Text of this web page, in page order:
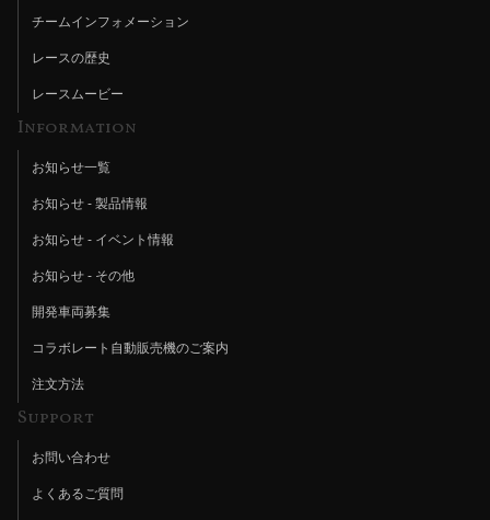
チームインフォメーション
レースの歴史
レースムービー
Information
お知らせ一覧
お知らせ - 製品情報
お知らせ - イベント情報
お知らせ - その他
開発車両募集
コラボレート自動販売機のご案内
注文方法
Support
お問い合わせ
よくあるご質問